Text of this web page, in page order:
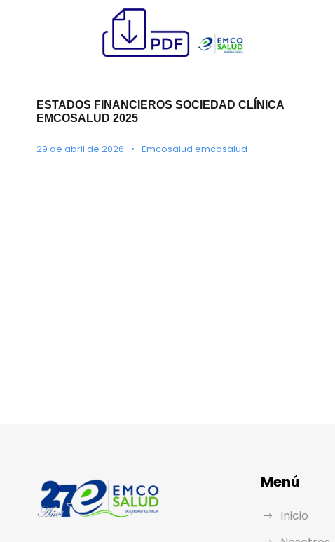
ESTADOS FINANCIEROS SOCIEDAD CLÍNICA
EMCOSALUD 2025
29 de abril de 2026 • Emcosalud emcosalud
Menú
Inicio